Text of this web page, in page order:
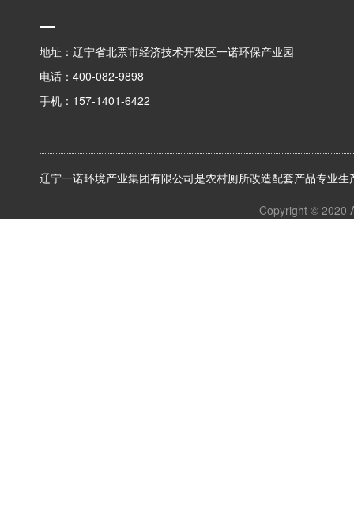
地址：辽宁省北票市经济技术开发区一诺环保产业园
电话：400-082-9898
手机：157-1401-6422
辽宁一诺环境产业集团有限公司是农村厕所改造配套产品专业生
Copyright © 2020